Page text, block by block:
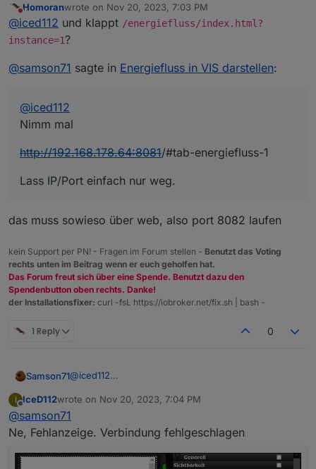
Aber mit /energiefluss-1/ kommt das
Do not disturb
Homoranwrote on Nov 20, 2023, 7:03 PM
last edited by
@iced112 und klappt /energiefluss/index.html?
instance=1?
@samson71 sagte in Energiefluss in VIS darstellen:
@iced112
Nimm mal
http://192.168.178.64:8081/#tab-energiefluss-1
Lass IP/Port einfach nur weg.
das muss sowieso über web, also port 8082 laufen
kein Support per PN! - Fragen im Forum stellen - Benutzt das Voting
rechts unten im Beitrag wenn er euch geholfen hat.
Das Forum freut sich über eine Spende. Benutzt dazu den
Spendenbutton oben rechts. Danke!
der Installationsfixer: curl -fsL https://iobroker.net/fix.sh | bash -
1 Reply 0
Samson71@iced112
http://192.168.178.64:8081/#tab-energiefluss-1
Lass IP/Port einfach nur weg.
I IceD112wrote on Nov 20, 2023, 7:04 PM
last edited by
@samson71
Ne, Fehlanzeige. Verbindung fehlgeschlagen